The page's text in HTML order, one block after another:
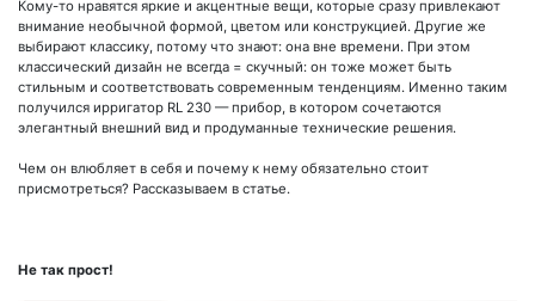
Кому-то нравятся яркие и акцентные вещи, которые сразу привлекают
внимание необычной формой, цветом или конструкцией. Другие же
выбирают классику, потому что знают: она вне времени. При этом
классический дизайн не всегда = скучный: он тоже может быть
стильным и соответствовать современным тенденциям. Именно таким
получился ирригатор RL 230 — прибор, в котором сочетаются
элегантный внешний вид и продуманные технические решения.
Чем он влюбляет в себя и почему к нему обязательно стоит
присмотреться? Рассказываем в статье.
Не так прост!